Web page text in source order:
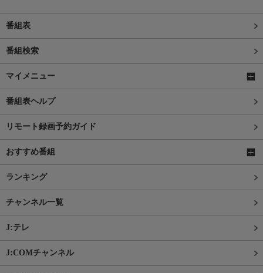
番組表
番組検索
マイメニュー
番組表ヘルプ
リモート録画予約ガイド
おすすめ番組
ランキング
チャンネル一覧
J:テレ
J:COMチャンネル